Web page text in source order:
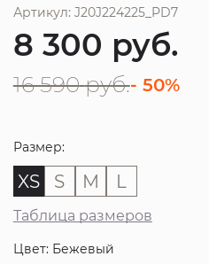
Артикул: J20J224225_PD7
8 300 руб.
16 590 руб.- 50%
Размер:
XS S M L
Таблица размеров
Цвет: Бежевый